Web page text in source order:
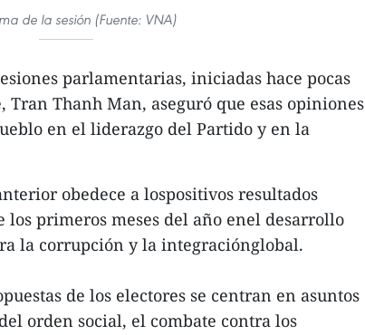
de la sesión (Fuente: VNA)
parlamentarias, iniciadas hace pocas
Thanh Man, aseguró que esas opiniones
en el liderazgo del Partido y en la
obedece a lospositivos resultados
los primeros meses del año enel desarrollo
la corrupción y la integraciónglobal.
de los electores se centran en asuntos
orden social, el combate contra los